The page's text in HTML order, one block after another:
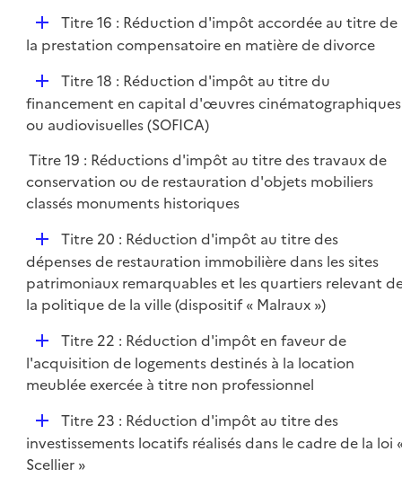
r
D
é
i
e
Titre 16 : Réduction d'impôt accordée au titre de
la prestation compensatoire en matière de divorce
D
é
p
i
e
r
Titre 18 : Réduction d'impôt au titre du
financement en capital d'œuvres cinématographiques
ou audiovisuelles (SOFICA)
Titre 19 : Réductions d'impôt au titre des travaux de
conservation ou de restauration d'objets mobiliers
classés monuments historiques
D
é
p
l
r
Titre 20 : Réduction d'impôt au titre des
dépenses de restauration immobilière dans les sites
patrimoniaux remarquables et les quartiers relevant
la politique de la ville (dispositif « Malraux »)
D
é
p
e
r
Titre 22 : Réduction d'impôt en faveur de
l'acquisition de logements destinés à la location
meublée exercée à titre non professionnel
D
é
p
Titre 23 : Réduction d'impôt au titre des
investissements locatifs réalisés dans le cadre de la loi
Scellier »